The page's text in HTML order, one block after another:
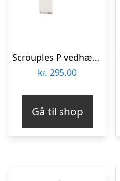
Scrouples P vedhæng sølv inkl. kæde
kr. 295,00
Gå til shop